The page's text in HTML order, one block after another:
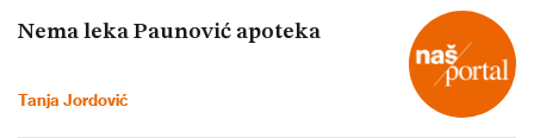
Nema leka Paunović apoteka
Tanja Jordović